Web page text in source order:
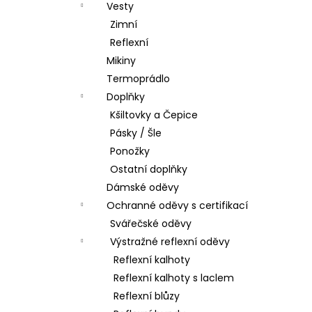
Vesty
Zimní
Reflexní
Mikiny
Termoprádlo
Doplňky
Kšiltovky a Čepice
Pásky / Šle
Ponožky
Ostatní doplňky
Dámské oděvy
Ochranné oděvy s certifikací
Svářečské oděvy
Výstražné reflexní oděvy
Reflexní kalhoty
Reflexní kalhoty s laclem
Reflexní blůzy